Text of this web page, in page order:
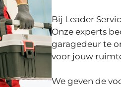
Bij Leader
Onze experts
garagedeur te
voor jouw
We geven de